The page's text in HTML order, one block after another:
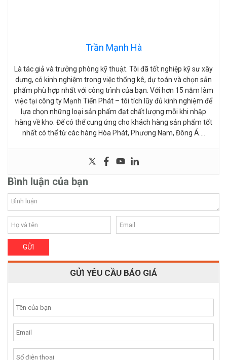
Trần Mạnh Hà
Là tác giả và trưởng phòng kỹ thuật. Tôi đã tốt nghiệp kỹ sư xây
dựng, có kinh nghiệm trong việc thống kê, dự toán và chọn sản
phẩm phù hợp nhất với công trình của bạn. Với hơn 15 năm làm
việc tại công ty Mạnh Tiến Phát – tôi tích lũy đủ kinh nghiệm để
lựa chọn những loại sản phẩm đạt chất lượng mỗi khi nhập
hàng về kho. Để có thể cung ứng cho khách hàng sản phẩm tốt
nhất có thể từ các hàng Hòa Phát, Phương Nam, Đông Á….
Bình luận của bạn
GỬI YÊU CẦU BÁO GIÁ